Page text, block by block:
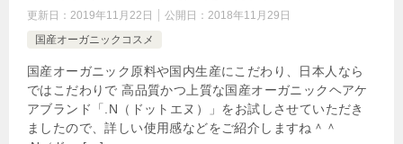
更新日： 2019年11月22日 公開日： 2018年11月29日
国産オーガニックコスメ
国産オーガニック原料や国内生産にこだわり、日本人なら
ではこだわりで 高品質かつ上質な国産オーガニックヘアケ
アブランド「.N（ドットエヌ）」をお試しさせていただき
ましたので、詳しい使用感などをご紹介しますね＾＾